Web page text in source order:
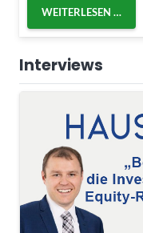
WEITERLESEN …
Interviews